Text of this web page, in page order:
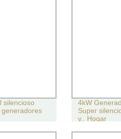
silencioso
4kW
Super
y.. Hogar